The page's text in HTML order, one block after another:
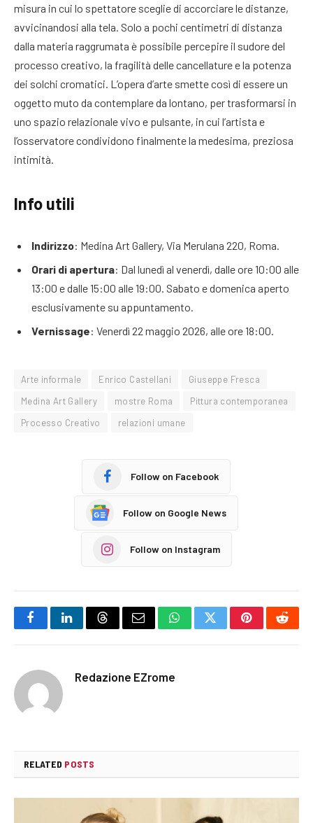
misura in cui lo spettatore sceglie di accorciare le distanze,
avvicinandosi alla tela. Solo a pochi centimetri di distanza
dalla materia raggrumata è possibile percepire il sudore del
processo creativo, la fragilità delle cancellature e la potenza
dei solchi cromatici. L’opera d’arte smette così di essere un
oggetto muto da contemplare da lontano, per trasformarsi in
uno spazio relazionale vivo e pulsante, in cui l’artista e
l’osservatore condividono finalmente la medesima, preziosa
intimità.
Info utili
Indirizzo: Medina Art Gallery, Via Merulana 220, Roma.
Orari di apertura: Dal lunedì al venerdì, dalle ore 10:00 alle
13:00 e dalle 15:00 alle 19:00. Sabato e domenica aperto
esclusivamente su appuntamento.
Vernissage: Venerdì 22 maggio 2026, alle ore 18:00.
Arte informale Enrico Castellani
Giuseppe Fresca
Medina Art Gallery
mostre Roma
Pittura contemporanea
Processo Creativo
relazioni umane
Follow on Facebook
Follow on Google News
Follow on Instagram
FacebookLinkedInThreadsEmail WhatsAppTwitterPinterest
Redazione EZrome
RELATED POSTS